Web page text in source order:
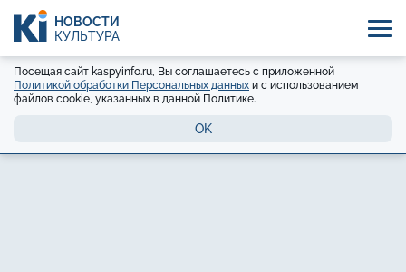
НОВОСТИ
КУЛЬТУРА
Посещая сайт kaspyinfo.ru, Вы соглашаетесь с приложенной
Политикой обработки Персональных данных и с использованием
файлов cookie, указанных в данной Политике.
OK